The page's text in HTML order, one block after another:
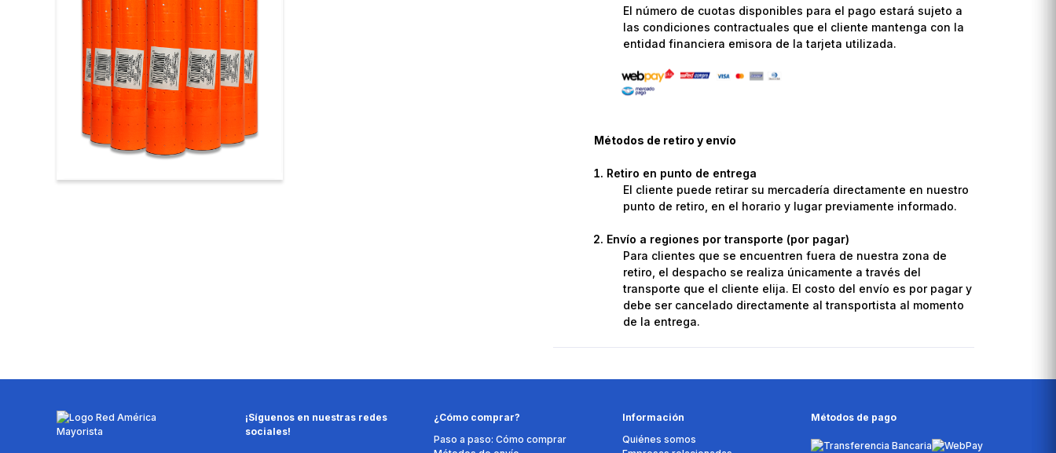
El número de cuotas disponibles para el pago estará sujeto a
las condiciones contractuales que el cliente mantenga con la
entidad financiera emisora de la tarjeta utilizada.
Métodos de retiro y envío
Retiro en punto de entrega
El cliente puede retirar su mercadería directamente en nuestro
punto de retiro, en el horario y lugar previamente informado.
Envío a regiones por transporte (por pagar)
Para clientes que se encuentren fuera de nuestra zona de
retiro, el despacho se realiza únicamente a través del
transporte que el cliente elija. El costo del envío es por pagar y
debe ser cancelado directamente al transportista al momento
de la entrega.
¡Síguenos en nuestras redes
sociales!
¿Cómo comprar?
Paso a paso: Cómo comprar
Información
Quiénes somos
Métodos de pago